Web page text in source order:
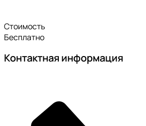
Стоимость
Бесплатно
Контактная информация